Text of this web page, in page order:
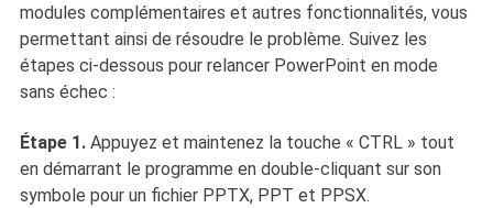
modules complémentaires et autres fonctionnalités, vous
permettant ainsi de résoudre le problème. Suivez les
étapes ci-dessous pour relancer PowerPoint en mode
sans échec :
Étape 1.Appuyez et maintenez la touche « CTRL » tout
en démarrant le programme en double-cliquant sur son
symbole pour un fichier PPTX, PPT et PPSX.